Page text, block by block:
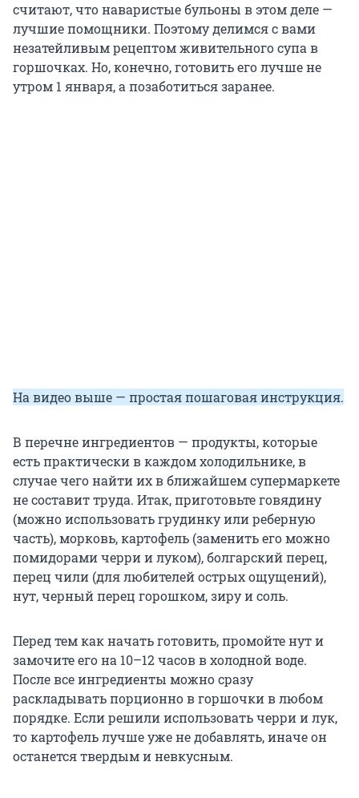
считают, что наваристые бульоны в этом деле —
лучшие помощники. Поэтому делимся с вами
незатейливым рецептом живительного супа в
горшочках. Но, конечно, готовить его лучше не
утром 1 января, а позаботиться заранее.
На видео выше — простая пошаговая инструкция.
В перечне ингредиентов — продукты, которые
есть практически в каждом холодильнике, в
случае чего найти их в ближайшем супермаркете
не составит труда. Итак, приготовьте говядину
(можно использовать грудинку или реберную
часть), морковь, картофель (заменить его можно
помидорами черри и луком), болгарский перец,
перец чили (для любителей острых ощущений),
нут, черный перец горошком, зиру и соль.
Перед тем как начать готовить, промойте нут и
замочите его на 10–12 часов в холодной воде.
После все ингредиенты можно сразу
раскладывать порционно в горшочки в любом
порядке. Если решили использовать черри и лук,
то картофель лучше уже не добавлять, иначе он
останется твердым и невкусным.